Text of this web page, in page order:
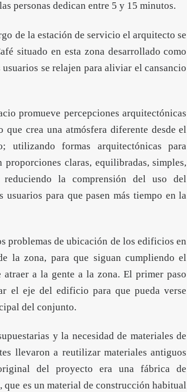
personas dedican entre 5 y 15 minutos.
de la estación de servicio el arquitecto se
situado en esta zona desarrollado como
se relajen para aliviar el cansancio
promueve percepciones arquitectónicas
que crea una atmósfera diferente desde el
utilizando formas arquitectónicas para
proporciones claras, equilibradas, simples,
reduciendo la comprensión del uso del
usuarios para que pasen más tiempo en la
problemas de ubicación de los edificios en
la zona, para que siguan cumpliendo el
a la gente a la zona. El primer paso
el eje del edificio para que pueda verse
del conjunto.
y la necesidad de materiales de
llevaron a reutilizar materiales antiguos
del proyecto era una fábrica de
que es un material de construcción habitual